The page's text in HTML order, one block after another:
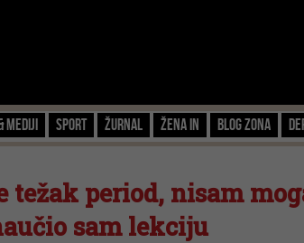
Mediji Sport Žurnal Žena IN Blog zona
težak period, nisam
sam lekciju